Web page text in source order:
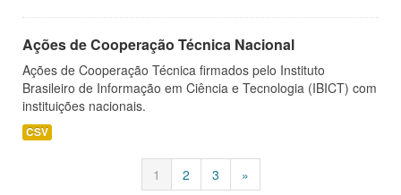
Ações de Cooperação Técnica Nacional
Ações de Cooperação Técnica firmados pelo Instituto
Brasileiro de Informação em Ciência e Tecnologia (IBICT) com
instituições nacionais.
CSV
1 2 3 »